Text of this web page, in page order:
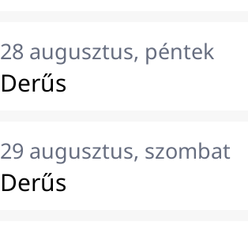
28 augusztus, péntek
Derűs
29 augusztus, szombat
Derűs